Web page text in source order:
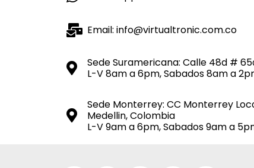
Email: info@virtualtronic.com.co
Sede Suramericana: Calle 48d #
L-V 8am a 6pm, Sabados 8am a
Sede Monterrey: CC Monterrey
Medellin, Colombia
L-V 9am a 6pm, Sabados 9am a